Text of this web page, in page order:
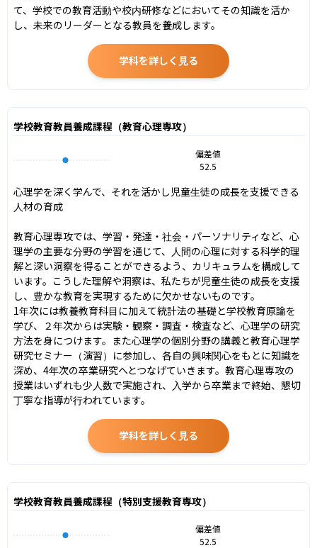
て、学校での教育活動や校内研修などにおいてその知識を活か
し、未来のリーダーとなる教員を養成します。
学科を詳しく見る
学校教育教員養成課程（教育心理専攻）
偏差値
52.5
心理学を深く学んで、それを活かし児童生徒の成長を支援できる
人材の育成
教育心理専攻では、学習・発達・社会・パーソナリティなど、心
理学の主要な分野の学習を通じて、人間の心理に対する科学的理
解と深い洞察を得ることができるよう、カリキュラムを構成して
います。こうした理解や洞察は、私たちが児童生徒の成長を支援
し、豊かな教育を実現するために欠かせないものです。
1年次には教養教育科目に加えて統計法の基礎と学校教育原論を
学び、２年次からは実験・観察・調査・検査など、心理学の研究
方法を身につけます。また心理学の個別分野の講義と教育心理学
研究セミナー（演習）に参加し、各自の興味関心をもとに知識を
深め、4年次の卒業研究へとつなげていきます。教育心理専攻の
授業はいずれも少人数で実施され、入学から卒業まで終始、懇切
丁寧な指導が行われています。
学科を詳しく見る
学校教育教員養成課程（特別支援教育専攻）
偏差値
52.5